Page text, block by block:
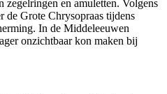
zegelringen en amuletten. Volgens
de Grote Chrysopraas tijdens
In de Middeleeuwen
onzichtbaar kon maken bij